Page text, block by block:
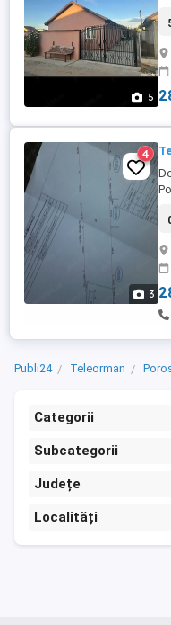
5
3
4
Publi24 Teleorman
Categorii
Subcategorii
Județe
Localități